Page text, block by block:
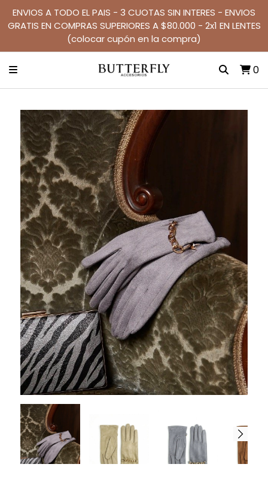
ENVIOS A TODO EL PAIS - 3 CUOTAS SIN INTERES - ENVIOS
GRATIS EN COMPRAS SUPERIORES A $80.000 - 2x1 EN LENTES
(colocar cupón en la compra)
0